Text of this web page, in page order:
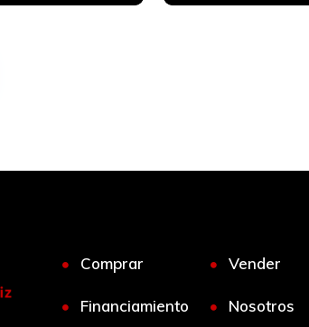
Comprar Vender
Financiamiento Nosotros